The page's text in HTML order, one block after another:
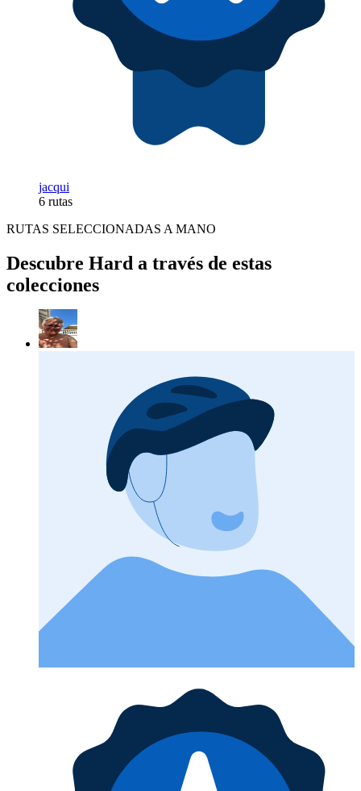
jacqui
6 rutas
RUTAS SELECCIONADAS A MANO
Descubre Hard a través de estas
colecciones